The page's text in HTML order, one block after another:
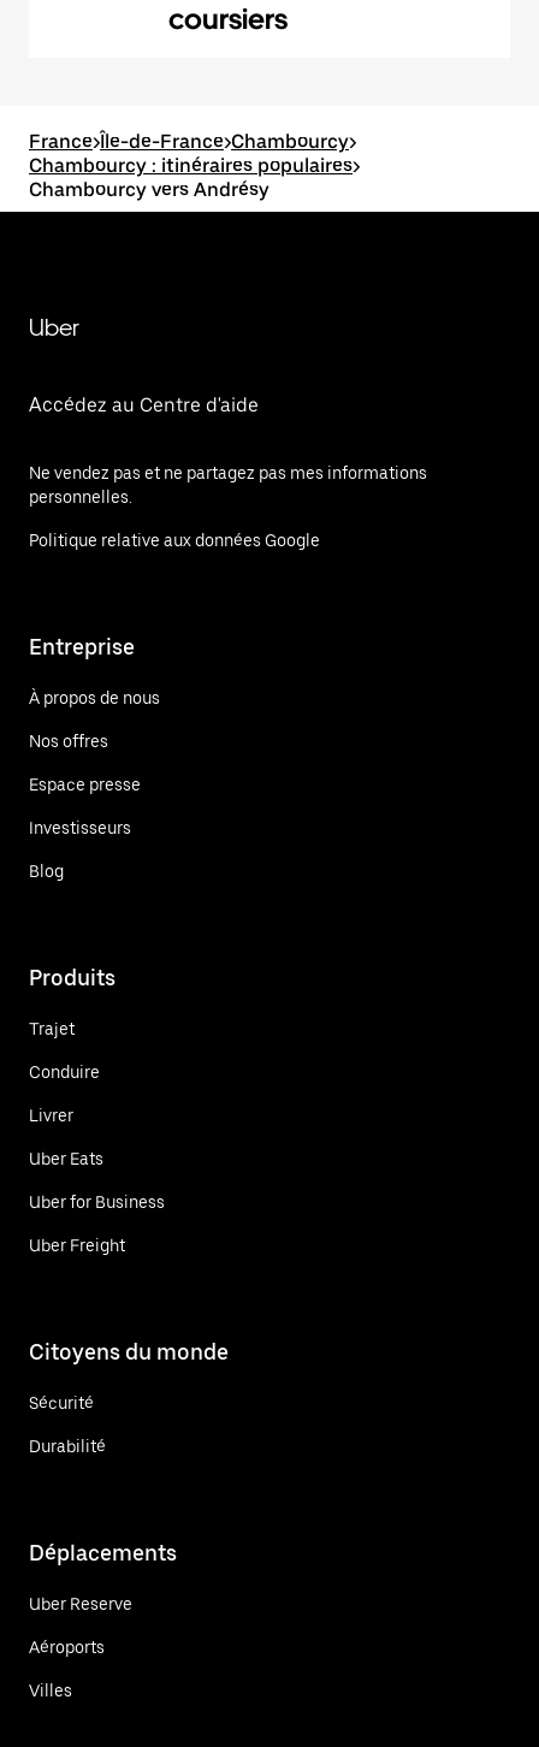
coursiers
France>Île-de-France>Chambourcy>
Chambourcy : itinéraires populaires>
Chambourcy vers Andrésy
Uber
Accédez au Centre d'aide
Ne vendez pas et ne partagez pas mes informations
personnelles.
Politique relative aux données Google
Entreprise
À propos de nous
Nos offres
Espace presse
Investisseurs
Blog
Produits
Trajet
Conduire
Livrer
Uber Eats
Uber for Business
Uber Freight
Citoyens du monde
Sécurité
Durabilité
Déplacements
Uber Reserve
Aéroports
Villes